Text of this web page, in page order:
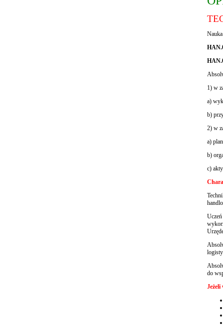
1) w
a)
b)
2) w
a)
b)
c)
do
Jeżeli